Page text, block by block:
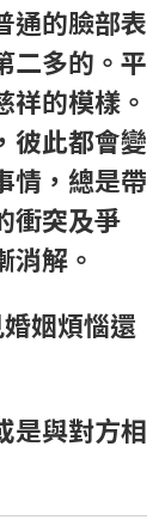
通的臉部表
二多的。平
祥的模樣。
彼此都會變
情，總是帶
衝突及爭
消解。
姻煩惱還
是與對方相